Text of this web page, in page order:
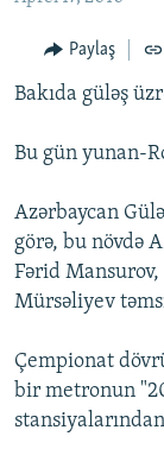
FƏRQƏ BAX
QANUNI DOĞRU
VIDEO
FOTOQALEREYA
İNFOQRAFIKA
RADIO ARXIV
OXU ZALI
AZƏRBAYCAN
İSLAM VƏ
İZ - MƏDƏNIYYƏT
HAQQIMIZDA
MISSIYAMIZ
PEŞƏ ETIKASI VƏ
RFE/RL-in
Paylaş
Bakıda güləş
Bu gün yunan-
Azərbaycan
görə, bu növdə
Fərid
Mürsəliyev
Çempionat
bir metronun